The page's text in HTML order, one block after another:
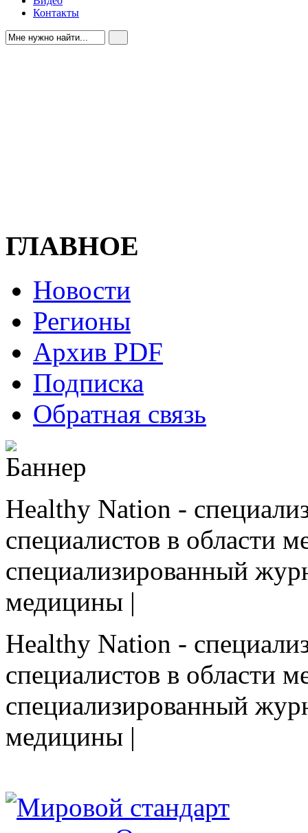
Контакты
ГЛАВНОЕ
Новости
Регионы
Архив PDF
Подписка
Обратная связь
Healthy Nation -
специалистов в области
cпециализированный
медицины |
Healthy Nation -
специалистов в области
cпециализированный
медицины |